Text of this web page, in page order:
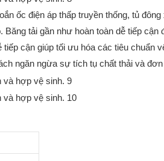
ốc điện áp thấp truyền thống, tủ
tải gần như hoàn toàn dễ tiếp
cận giúp tối ưu hóa các tiêu chuẩn
ngăn ngừa sự tích tụ chất thải và